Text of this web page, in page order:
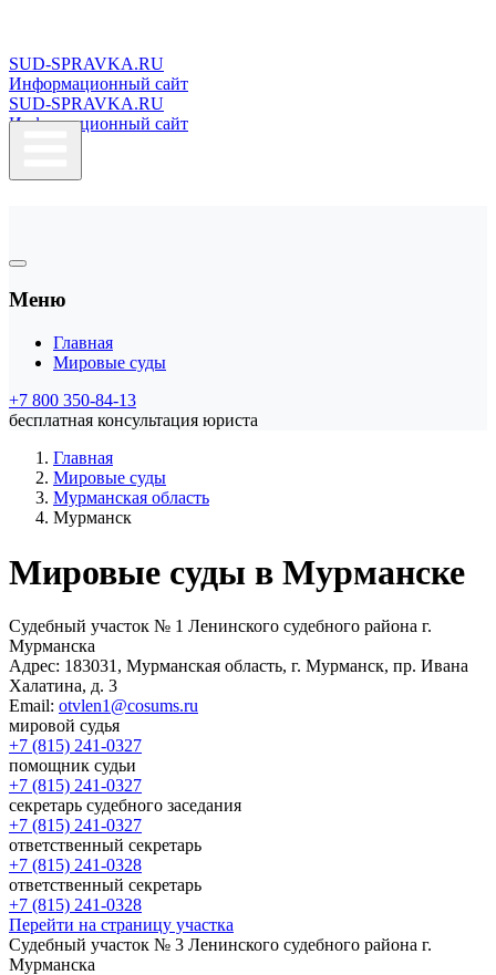
SUD-SPRAVKA.RU
Информационный сайт
SUD-SPRAVKA.RU
Информационный сайт
Меню
Главная
Мировые суды
+7 800 350-84-13
бесплатная консультация юриста
Главная
Мировые суды
Мурманская область
Мурманск
Мировые суды в Мурманске
Судебный участок № 1 Ленинского судебного района г.
Мурманска
Адрес: 183031, Мурманская область, г. Мурманск, пр. Ивана
Халатина, д. 3
Email: otvlen1@cosums.ru
мировой судья
+7 (815) 241-0327
помощник судьи
+7 (815) 241-0327
секретарь судебного заседания
+7 (815) 241-0327
ответственный секретарь
+7 (815) 241-0328
ответственный секретарь
+7 (815) 241-0328
Перейти на страницу участка
Судебный участок № 3 Ленинского судебного района г.
Мурманска